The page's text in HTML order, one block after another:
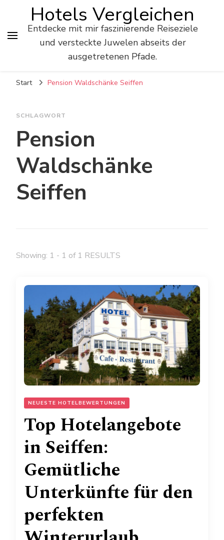
Hotels Vergleichen
Entdecke mit mir faszinierende Reiseziele
und versteckte Juwelen abseits der
ausgetretenen Pfade.
Start Pension Waldschänke Seiffen
SCHLAGWORT
Pension
Waldschänke
Seiffen
Showing: 1 - 1 of 1 RESULTS
NEUESTE HOTELBEWERTUNGEN
Top Hotelangebote
in Seiffen:
Gemütliche
Unterkünfte für den
perfekten